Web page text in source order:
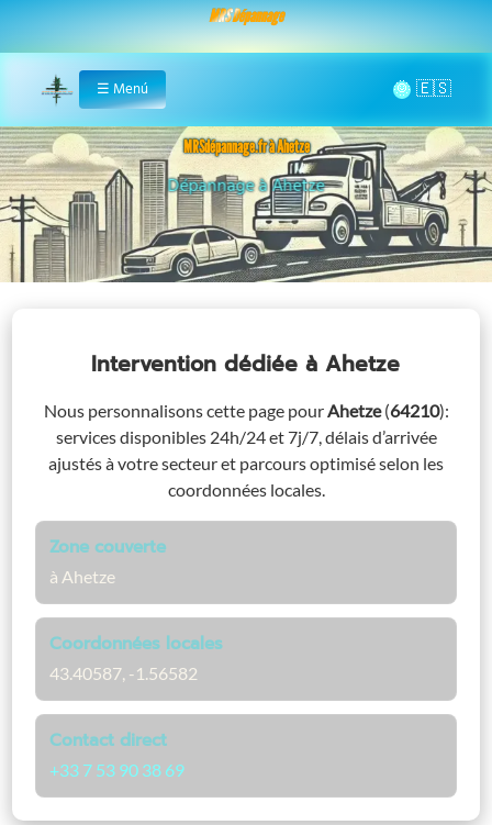
MRS Dépannage
Home
☰ Menú 🌞
MRSdépannage.fr à Ahetze
Assistance 24/7 à Ahetze
Intervention dédiéeà Ahetze
Nous personnalisons cette page pourAhetze (64210):
services disponibles 24h/24 et 7j/7, délais d’arrivée
ajustés à votre secteur et parcours optimisé selon les
coordonnées locales.
Zone couverte
à Ahetze
Coordonnées locales
43.40587, -1.56582
Contact direct
+33 7 53 90 38 69